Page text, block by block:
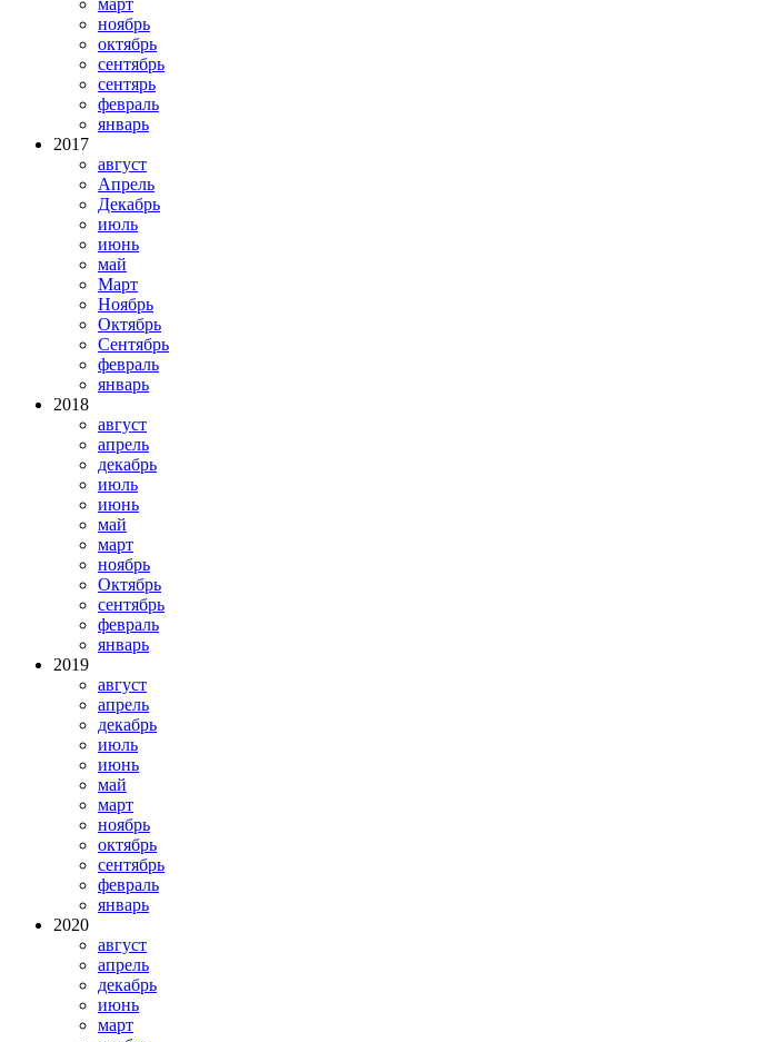
март
ноябрь
октябрь
сентябрь
сентярь
февраль
январь
2017
август
Апрель
Декабрь
июль
июнь
май
Март
Ноябрь
Октябрь
Сентябрь
февраль
январь
2018
август
апрель
декабрь
июль
июнь
май
март
ноябрь
Октябрь
сентябрь
февраль
январь
2019
август
апрель
декабрь
июль
июнь
май
март
ноябрь
октябрь
сентябрь
февраль
январь
2020
август
апрель
декабрь
июнь
март